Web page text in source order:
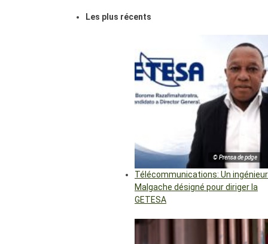
Les plus récents
© Prensa de pdge
Télécommunications: Un ingénieur
Malgache désigné pour diriger la
GETESA